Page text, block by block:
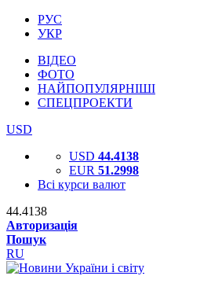
РУС
УКР
ВІДЕО
ФОТО
НАЙПОПУЛЯРНІШІ
СПЕЦПРОЕКТИ
USD
USD 44.4138
EUR 51.2998
Всі курси валют
44.4138
Авторизація
Пошук
RU